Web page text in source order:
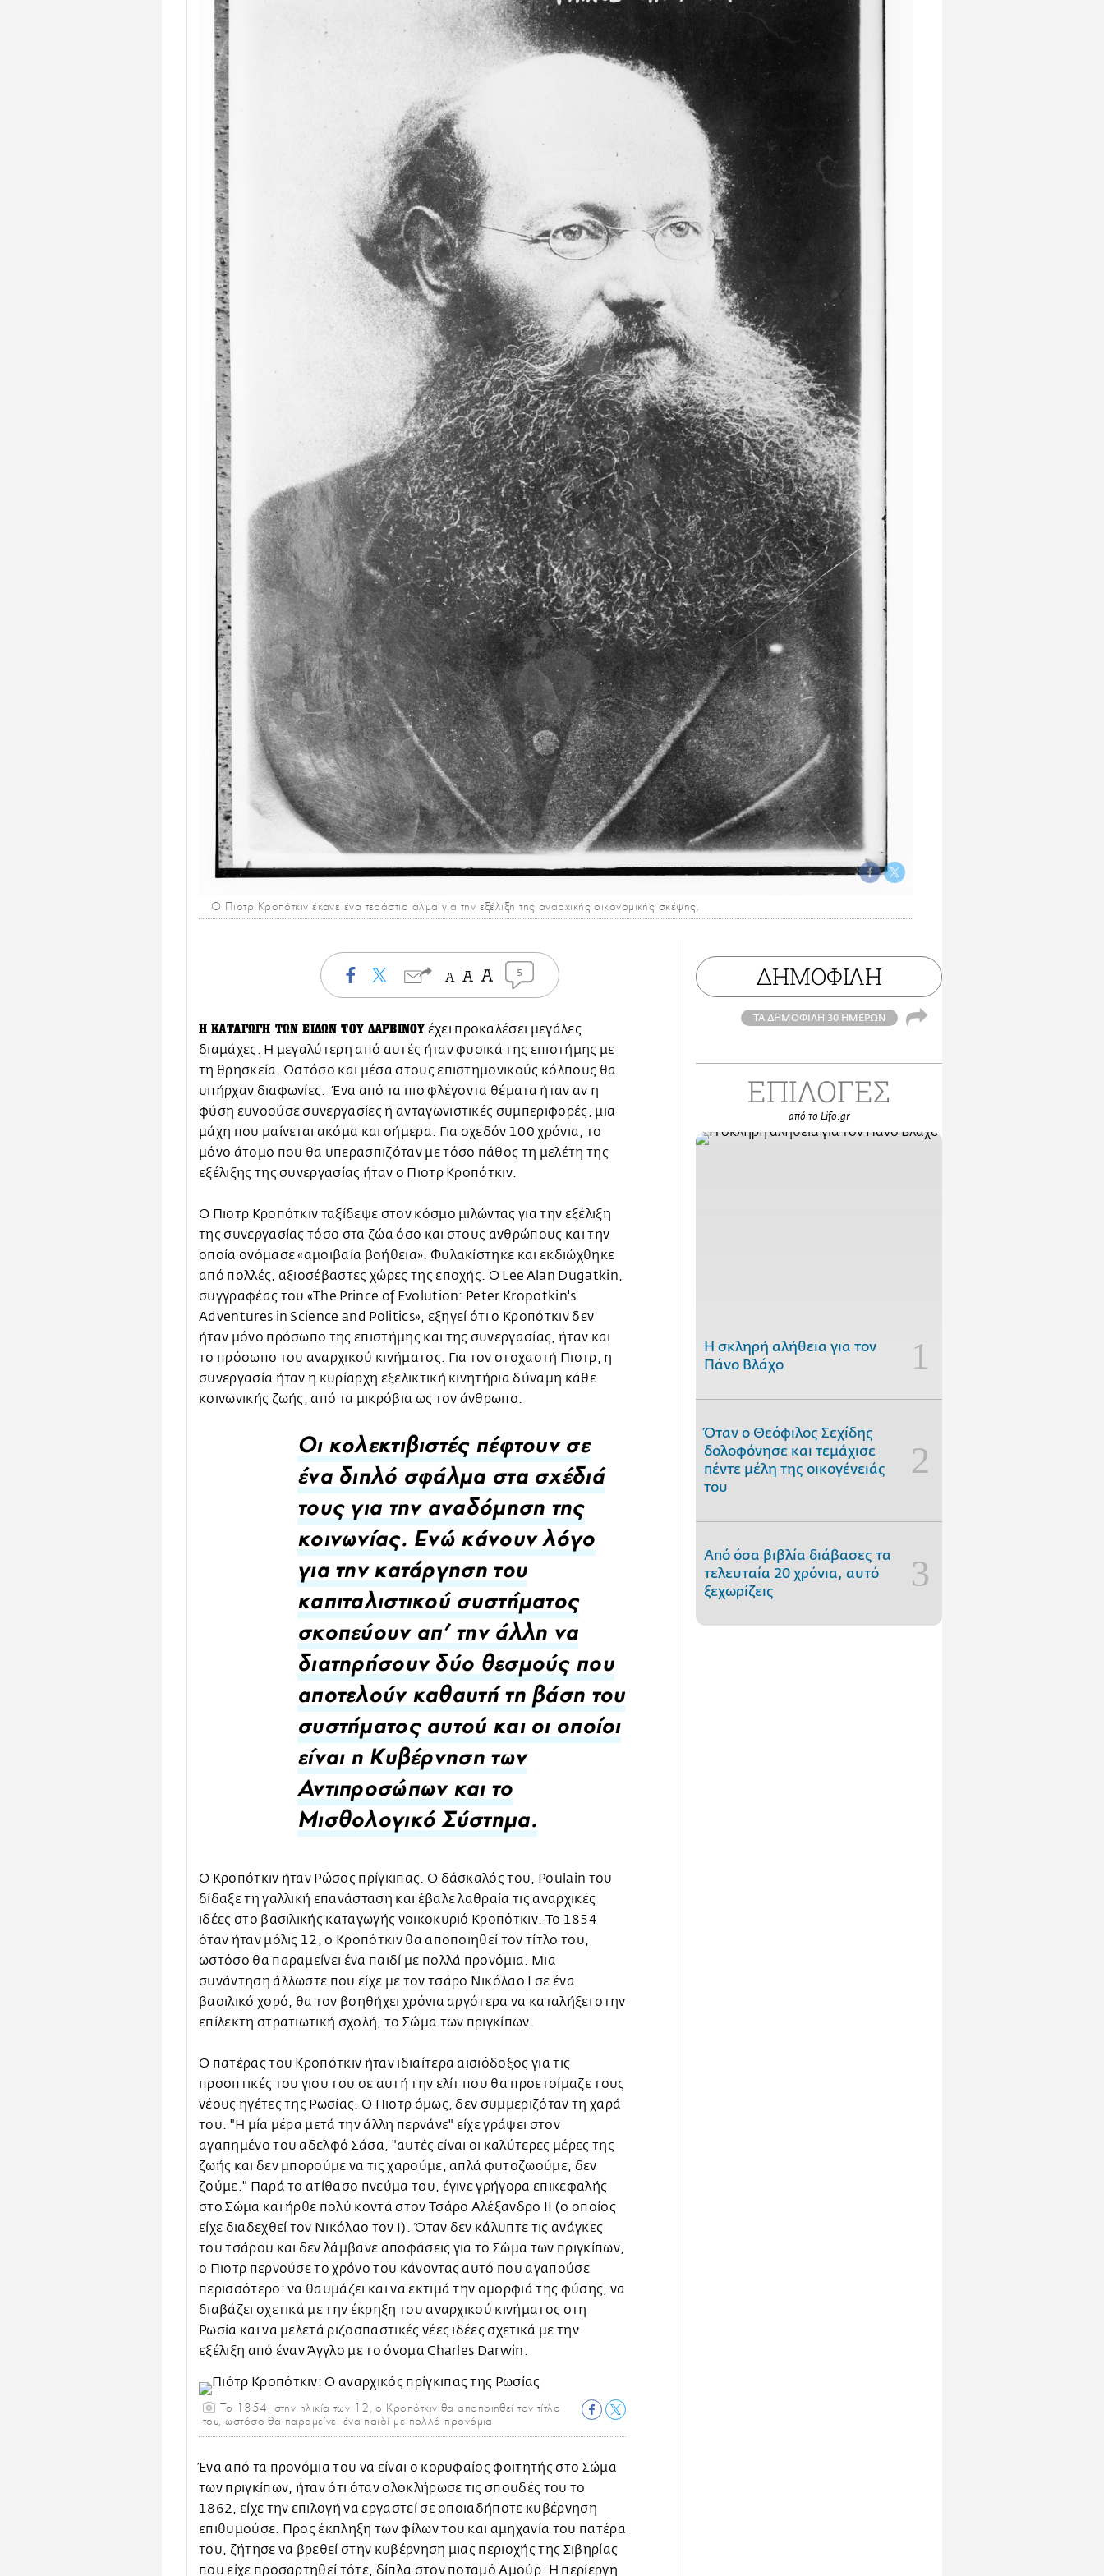
Ο Πιοτρ Κροπότκιν έκανε ένα τεράστιο άλμα για την εξέλιξη της αναρχικής οικονομικής σκέψης.
5
Η ΚATAΓΩΓΗ ΤΩΝ ΕΙΔΩΝ ΤΟΥ ΔΑΡΒΙΝΟΥ έχει προκαλέσει μεγάλες
διαμάχες. Η μεγαλύτερη από αυτές ήταν φυσικά της επιστήμης με
τη θρησκεία. Ωστόσο και μέσα στους επιστημονικούς κόλπους θα
υπήρχαν διαφωνίες. Ένα από τα πιο φλέγοντα θέματα ήταν αν η
φύση ευνοούσε συνεργασίες ή ανταγωνιστικές συμπεριφορές, μια
μάχη που μαίνεται ακόμα και σήμερα. Για σχεδόν 100 χρόνια, το
μόνο άτομο που θα υπερασπιζόταν με τόσο πάθος τη μελέτη της
εξέλιξης της συνεργασίας ήταν ο Πιοτρ Κροπότκιν.
Ο Πιοτρ Κροπότκιν ταξίδεψε στον κόσμο μιλώντας για την εξέλιξη
της συνεργασίας τόσο στα ζώα όσο και στους ανθρώπους και την
οποία ονόμασε «αμοιβαία βοήθεια». Φυλακίστηκε και εκδιώχθηκε
από πολλές, αξιοσέβαστες χώρες της εποχής. Ο Lee Alan Dugatkin,
συγγραφέας του «The Prince of Evolution: Peter Kropotkin's
Adventures in Science and Politics», εξηγεί ότι ο Κροπότκιν δεν
ήταν μόνο πρόσωπο της επιστήμης και της συνεργασίας, ήταν και
το πρόσωπο του αναρχικού κινήματος. Για τον στοχαστή Πιοτρ, η
συνεργασία ήταν η κυρίαρχη εξελικτική κινητήρια δύναμη κάθε
κοινωνικής ζωής, από τα μικρόβια ως τον άνθρωπο.
Oι κολεκτιβιστές πέφτουν σε
ένα διπλό σφάλμα στα σχέδιά
τους για την αναδόμηση της
κοινωνίας. Ενώ κάνουν λόγο
για την κατάργηση του
καπιταλιστικού συστήματος
σκοπεύουν απ' την άλλη να
διατηρήσουν δύο θεσμούς που
αποτελούν καθαυτή τη βάση του
συστήματος αυτού και οι οποίοι
είναι η Κυβέρνηση των
Αντιπροσώπων και το
Μισθολογικό Σύστημα.
Ο Κροπότκιν ήταν Ρώσος πρίγκιπας. Ο δάσκαλός του, Poulain του
δίδαξε τη γαλλική επανάσταση και έβαλε λαθραία τις αναρχικές
ιδέες στο βασιλικής καταγωγής νοικοκυριό Κροπότκιν. Το 1854
όταν ήταν μόλις 12, ο Κροπότκιν θα αποποιηθεί τον τίτλο του,
ωστόσο θα παραμείνει ένα παιδί με πολλά προνόμια. Μια
συνάντηση άλλωστε που είχε με τον τσάρο Νικόλαο Ι σε ένα
βασιλικό χορό, θα τον βοηθήχει χρόνια αργότερα να καταλήξει στην
επίλεκτη στρατιωτική σχολή, το Σώμα των πριγκίπων.
Ο πατέρας του Κροπότκιν ήταν ιδιαίτερα αισιόδοξος για τις
προοπτικές του γιου του σε αυτή την ελίτ που θα προετοίμαζε τους
νέους ηγέτες της Ρωσίας. Ο Πιοτρ όμως, δεν συμμεριζόταν τη χαρά
του. "Η μία μέρα μετά την άλλη περνάνε" είχε γράψει στον
αγαπημένο του αδελφό Σάσα, "αυτές είναι οι καλύτερες μέρες της
ζωής και δεν μπορούμε να τις χαρούμε, απλά φυτοζωούμε, δεν
ζούμε." Παρά το ατίθασο πνεύμα του, έγινε γρήγορα επικεφαλής
στο Σώμα και ήρθε πολύ κοντά στον Τσάρο Αλέξανδρο ΙΙ (ο οποίος
είχε διαδεχθεί τον Νικόλαο τον Ι). Όταν δεν κάλυπτε τις ανάγκες
του τσάρου και δεν λάμβανε αποφάσεις για το Σώμα των πριγκίπων,
ο Πιοτρ περνούσε το χρόνο του κάνοντας αυτό που αγαπούσε
περισσότερο: να θαυμάζει και να εκτιμά την ομορφιά της φύσης, να
διαβάζει σχετικά με την έκρηξη του αναρχικού κινήματος στη
Ρωσία και να μελετά ριζοσπαστικές νέες ιδέες σχετικά με την
εξέλιξη από έναν Άγγλο με το όνομα Charles Darwin.
Το 1854, στην ηλικία των 12, ο Κροπότκιν θα αποποιηθεί τον τίτλο
του, ωστόσο θα παραμείνει ένα παιδί με πολλά προνόμια
Ένα από τα προνόμια του να είναι ο κορυφαίος φοιτητής στο Σώμα
των πριγκίπων, ήταν ότι όταν ολοκλήρωσε τις σπουδές του το
1862, είχε την επιλογή να εργαστεί σε οποιαδήποτε κυβέρνηση
επιθυμούσε. Προς έκπληξη των φίλων του και αμηχανία του πατέρα
του, ζήτησε να βρεθεί στην κυβέρνηση μιας περιοχής της Σιβηρίας
που είχε προσαρτηθεί τότε, δίπλα στον ποταμό Αμούρ. Η περίεργη
ΔΗΜΟΦΙΛΗ
ΤΑ ΔΗΜΟΦΙΛΗ 30 ΗΜΕΡΩΝ
ΕΠΙΛΟΓΕΣ
από το Lifo.gr
H σκληρή αλήθεια για τον
Πάνο Βλάχο
Όταν ο Θεόφιλος Σεχίδης
δολοφόνησε και τεμάχισε
πέντε μέλη της οικογένειάς
του
Από όσα βιβλία διάβασες τα
τελευταία 20 χρόνια, αυτό
ξεχωρίζεις